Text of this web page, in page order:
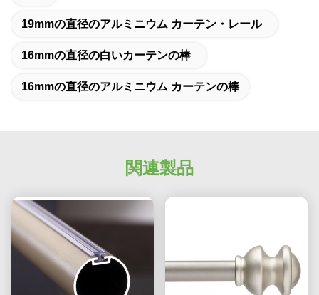
19mmの直径のアルミニウム カーテン・レール
16mmの直径の白いカーテンの棒
16mmの直径のアルミニウム カーテンの棒
関連製品